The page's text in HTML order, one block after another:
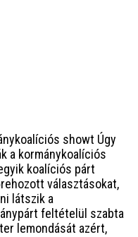
showt Úgy
a kormánykoalíciós
koalíciós párt
választásokat,
látszik a
feltételül szabta
lemondását azért,